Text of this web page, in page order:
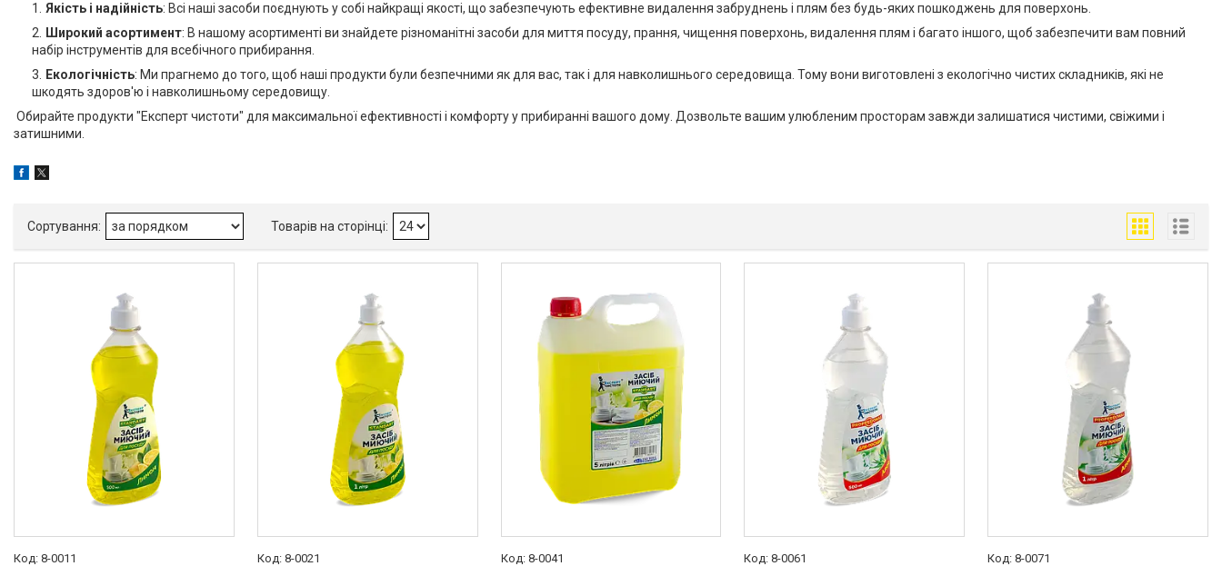
Супермаркет
Рукави та пакети для
запікання в духовій та
мікрохвильовій печі
Фольга харчова для запікання
страв та зберігання продуктів
Пергаментний папір для
та зберігання харчових
продуктів
Губки кухонні для миття посуду
Кухонний скребок для миття
посуду
Сміттєві пакети
Експерт Чистоти
Стретч-плівка
Скотч, липка стрічка,
сигнальна стрічка
Якість і надійність: Всі наші засоби поєднують у собі найкращі якості, що забезпечують ефективне видалення забруднень і плям без будь-яких пошкоджень для поверхонь.
Широкий асортимент: В нашому асортименті ви знайдете різноманітні засоби для миття посуду, прання, чищення поверхонь, видалення плям і багато іншого, щоб забезпечити вам повний
набір інструментів для всебічного прибирання.
Екологічність: Ми прагнемо до того, щоб наші продукти були безпечними як для вас, так і для навколишнього середовища. Тому вони виготовлені з екологічно чистих складників, які не
шкодять здоров'ю і навколишньому середовищу.
Обирайте продукти "Експерт чистоти" для максимальної ефективності і комфорту у прибиранні вашого дому. Дозвольте вашим улюбленим просторам завжди залишатися чистими, свіжими і
затишними.
8-0011 8-0021 8-0041 8-0061 8-0071